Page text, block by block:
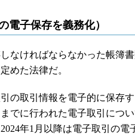
電子保存を義務化）
なければならなかった帳簿
めた法律だ。
の取引情報を電子的に保存
でに行われた電子取引につ
年1月以降は電子取引の電